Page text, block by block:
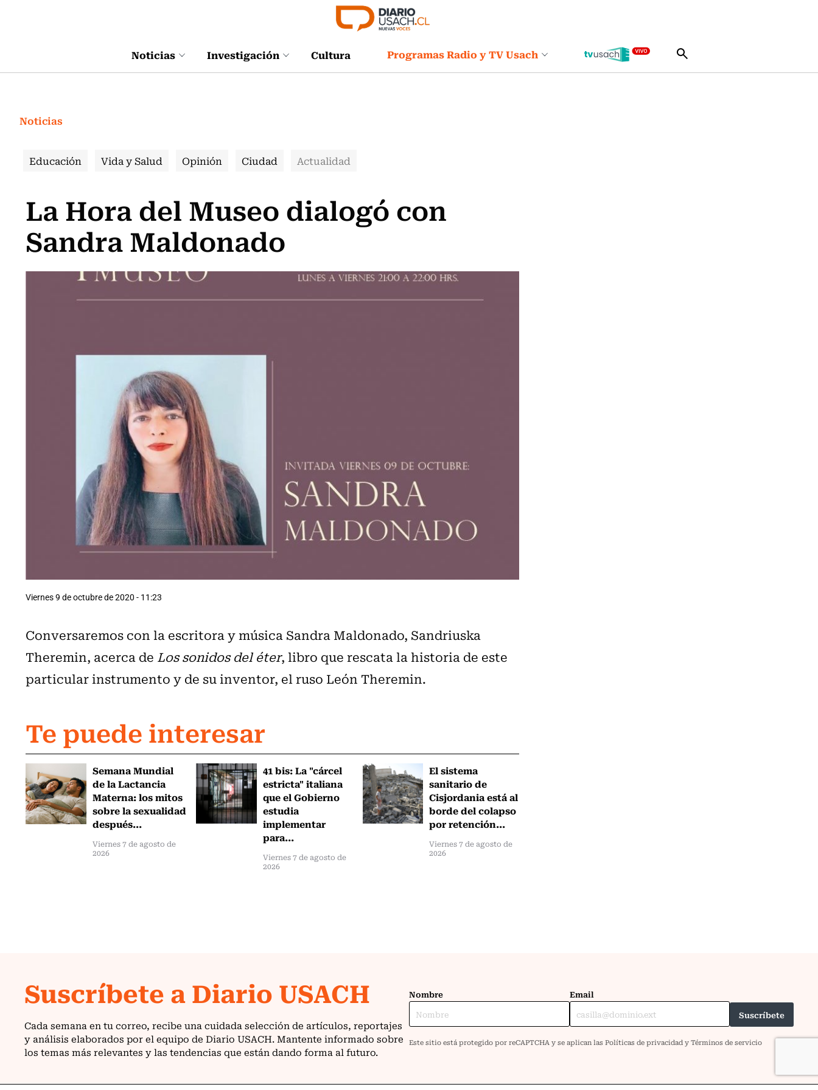
Noticias Investigación Cultura Programas Radio y TV Usach
Noticias
Educación Vida y Salud Opinión Ciudad Actualidad
La Hora del Museo dialogó con
Sandra Maldonado
Viernes 9 de octubre de 2020 - 11:23
Conversaremos con la escritora y música Sandra Maldonado, Sandriuska
Theremin, acerca de Los sonidos del éter, libro que rescata la historia de este
particular instrumento y de su inventor, el ruso León Theremin.
Te puede interesar
Semana Mundial
de la Lactancia
Materna: los mitos
sobre la sexualidad
después...
Viernes 7 de agosto de
2026
41 bis: La "cárcel
estricta" italiana
que el Gobierno
estudia
implementar
para...
Viernes 7 de agosto de
2026
El sistema
sanitario de
Cisjordania está al
borde del colapso
por retención...
Viernes 7 de agosto de
2026